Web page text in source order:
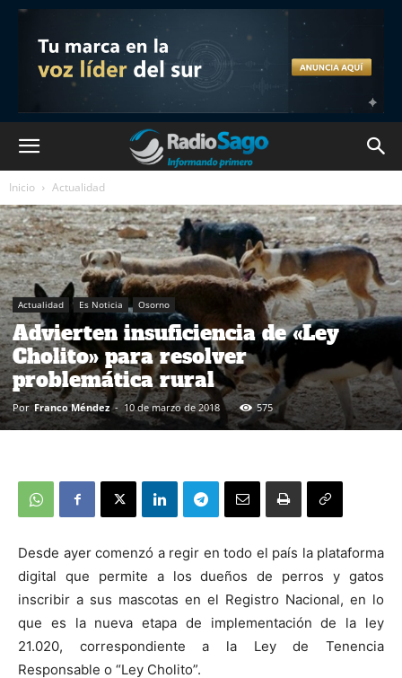
Inicio Actualidad
Actualidad Es Noticia Osorno
Advierten insuficiencia de «Ley
Cholito» para resolver
problemática rural
Por Franco Méndez - 10 de marzo de 2018 575
Desde ayer comenzó a regir en todo el país la plataforma
digital que permite a los dueños de perros y gatos
inscribir a sus mascotas en el Registro Nacional, en lo
que es la nueva etapa de implementación de la ley
21.020, correspondiente a la Ley de Tenencia
Responsable o “Ley Cholito”.